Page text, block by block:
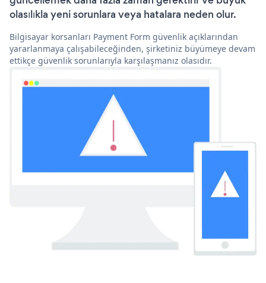
olasılıkla yeni sorunlara veya hatalara neden olur.
Bilgisayar korsanları Payment Form güvenlik açıklarından
yararlanmaya çalışabileceğinden, şirketiniz büyümeye devam
ettikçe güvenlik sorunlarıyla karşılaşmanız olasıdır.